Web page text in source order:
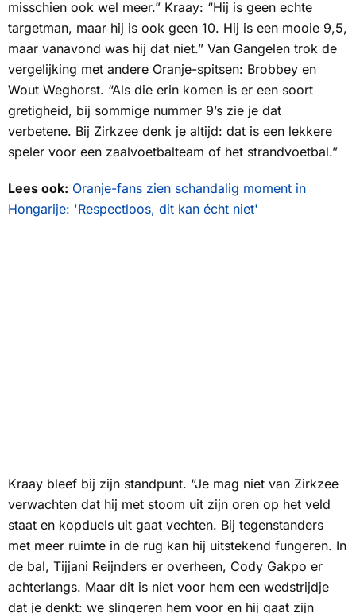
misschien ook wel meer.” Kraay: “Hij is geen echte
targetman, maar hij is ook geen 10. Hij is een mooie 9,5,
maar vanavond was hij dat niet.” Van Gangelen trok de
vergelijking met andere Oranje-spitsen: Brobbey en
Wout Weghorst. “Als die erin komen is er een soort
gretigheid, bij sommige nummer 9’s zie je dat
verbetene. Bij Zirkzee denk je altijd: dat is een lekkere
speler voor een zaalvoetbalteam of het strandvoetbal.”
Lees ook: Oranje-fans zien schandalig moment in
Hongarije: 'Respectloos, dit kan écht niet'
Kraay bleef bij zijn standpunt. “Je mag niet van Zirkzee
verwachten dat hij met stoom uit zijn oren op het veld
staat en kopduels uit gaat vechten. Bij tegenstanders
met meer ruimte in de rug kan hij uitstekend fungeren. In
de bal, Tijjani Reijnders er overheen, Cody Gakpo er
achterlangs. Maar dit is niet voor hem een wedstrijdje
dat je denkt: we slingeren hem voor en hij gaat zijn